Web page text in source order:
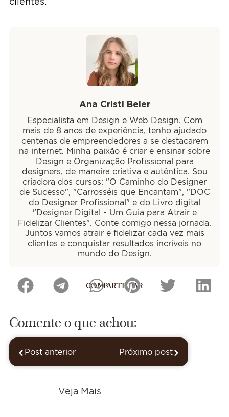
Ana Cristi Beier
Especialista em Design e Web Design. Com
mais de 8 anos de experiência, tenho ajudado
centenas de empreendedores a se destacarem
na internet. Minha paixão é criar e ensinar sobre
Design e Organização Profissional para
designers, de maneira criativa e autêntica. Sou
criadora dos cursos: "O Caminho do Designer
de Sucesso", "Carrosséis que Encantam", "DOC
do Designer Profissional" e do Livro digital
"Designer Digital - Um Guia para Atrair e
Fidelizar Clientes". Conte comigo nessa jornada.
Juntos vamos atrair e fidelizar cada vez mais
clientes e conquistar resultados incríveis no
mundo do Design.
COMPARTILHAR
Comente o que achou:
Post anterior Próximo post
Veja Mais